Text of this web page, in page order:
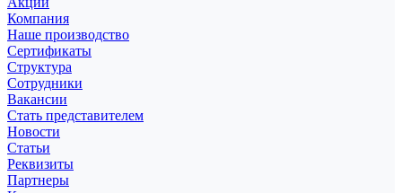
Компания
Наше производство
Сертификаты
Структура
Сотрудники
Вакансии
Стать представителем
Новости
Статьи
Реквизиты
Партнеры